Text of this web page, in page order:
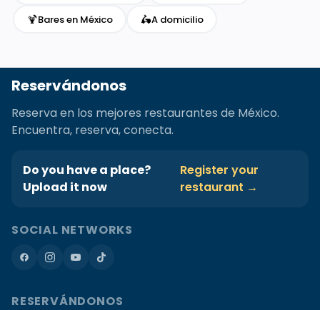
🍹Bares en México 🛵A domicilio
Reservándonos
Reserva en los mejores restaurantes de México.
Encuentra, reserva, conecta.
Do you have a place?
Upload it now
Register your
restaurant →
SOCIAL NETWORKS
RESERVÁNDONOS